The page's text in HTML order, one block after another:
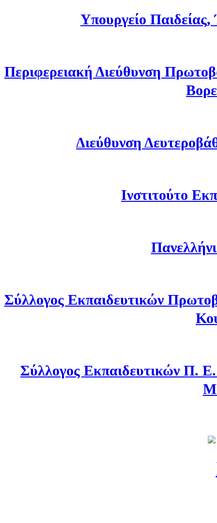
Υπουργείο
Περιφερειακή Διεύθυνση
Διεύθυνση
Ινστιτούτο
Σύλλογος Εκπαιδευτικών
Σύλλογος Εκπαιδευτικών Π.